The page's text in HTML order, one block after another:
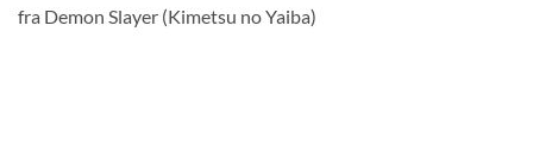
fra Demon Slayer (Kimetsu no Yaiba)